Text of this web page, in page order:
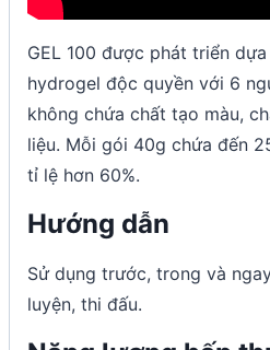
GEL 100 được phát triển
hydrogel độc quyền với 6
không chứa chất tạo màu,
liệu. Mỗi gói 40g chứa đến
tỉ lệ hơn 60%.
Hướng dẫn
Sử dụng trước, trong và
luyện, thi đấu.